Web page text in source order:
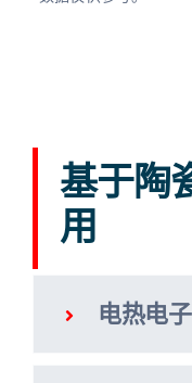
基于陶
用
电热电